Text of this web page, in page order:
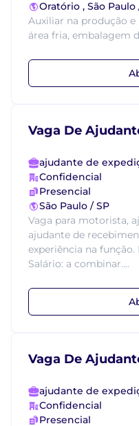
Oratório , São Paulo
Auxiliar na produção
área fria, embalagem
Vaga De
ajudante de
Confidencial
Presencial
São Paulo / SP
Vaga para motorista,
ajudante de
experiência na
Salário: a combinar....
Vaga De
ajudante de
Confidencial
Presencial